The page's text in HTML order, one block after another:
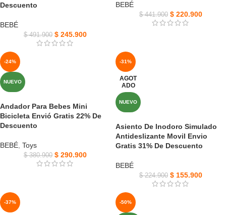
Descuento
BEBÉ
$491.900 $ 245.900
BEBÉ
$441.900 $ 220.900
-24%
NUEVO
Andador Para Bebes Mini
Bicicleta Envió Gratis 22% De
Descuento
BEBÉ Toys
$380.900 $ 290.900
-31%
AGOT
ADO
NUEVO
Asiento De Inodoro Simulado
Antideslizante Movil Envio
Gratis 31% De Descuento
BEBÉ
$224.900 $ 155.900
-37% -50%